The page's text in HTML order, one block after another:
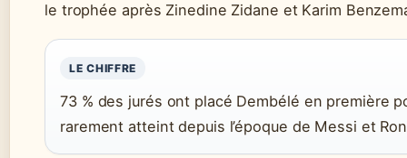
le trophée après Zinedine Zidane et Karim
LE CHIFFRE
73 % des jurés ont placé Dembélé en première
rarement atteint depuis l’époque de Messi et